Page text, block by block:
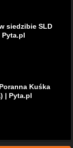
siedzibie SLD
Pyta.pl
Kuśka
| Pyta.pl